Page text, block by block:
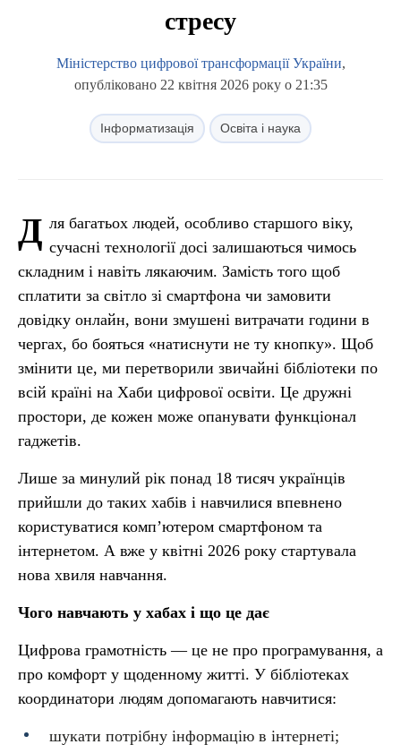
стресу
Міністерство цифрової трансформації України,
опубліковано 22 квітня 2026 року о 21:35
Інформатизація Освіта і наука
Д ля багатьох людей, особливо старшого віку,
сучасні технології досі залишаються чимось
складним і навіть лякаючим. Замість того щоб
сплатити за світло зі смартфона чи замовити
довідку онлайн, вони змушені витрачати години в
чергах, бо бояться «натиснути не ту кнопку». Щоб
змінити це, ми перетворили звичайні бібліотеки по
всій країні на Хаби цифрової освіти. Це дружні
простори, де кожен може опанувати функціонал
гаджетів.
Лише за минулий рік понад 18 тисяч українців
прийшли до таких хабів і навчилися впевнено
користуватися комп’ютером смартфоном та
інтернетом. А вже у квітні 2026 року стартувала
нова хвиля навчання.
Чого навчають у хабах і що це дає
Цифрова грамотність — це не про програмування, а
про комфорт у щоденному житті. У бібліотеках
координатори людям допомагають навчитися:
шукати потрібну інформацію в інтернеті;